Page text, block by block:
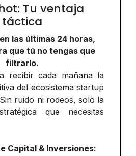
Tu ventaja
táctica
las últimas 24 horas,
que tú no tengas que
filtrarlo.
recibir cada mañana la
del ecosistema startup
ruido ni rodeos, solo la
que necesitas
Capital & Inversiones: